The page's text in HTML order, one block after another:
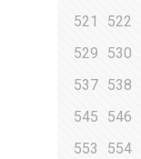
521
522
529
530
537 538
545
546
553
554